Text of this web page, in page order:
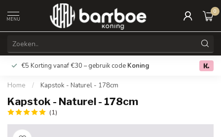
MENU
0
€5 Korting vanaf €30 – gebruik code Koning Gratis
Home / Kapstok - Naturel - 178cm
Kapstok - Naturel - 178cm
(1)